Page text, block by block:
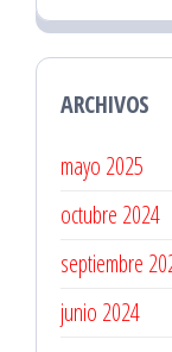
ARCHIVOS
mayo 2025
octubre 2024
septiembre
junio 2024